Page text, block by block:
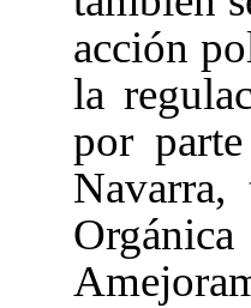
acción
la
por